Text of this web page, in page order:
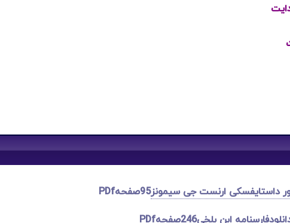
داستایفسکی ارنست جی سیمونز95صفحهPDf
فارسنامه ابن بلخی246صفحهPDf